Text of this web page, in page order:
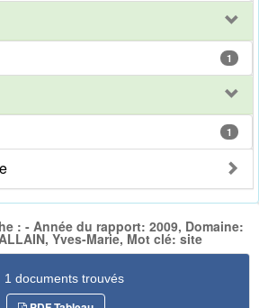
1
1
: - Année du rapport: 2009, Domaine:
Yves-Marie, Mot clé: site
1 documents trouvés